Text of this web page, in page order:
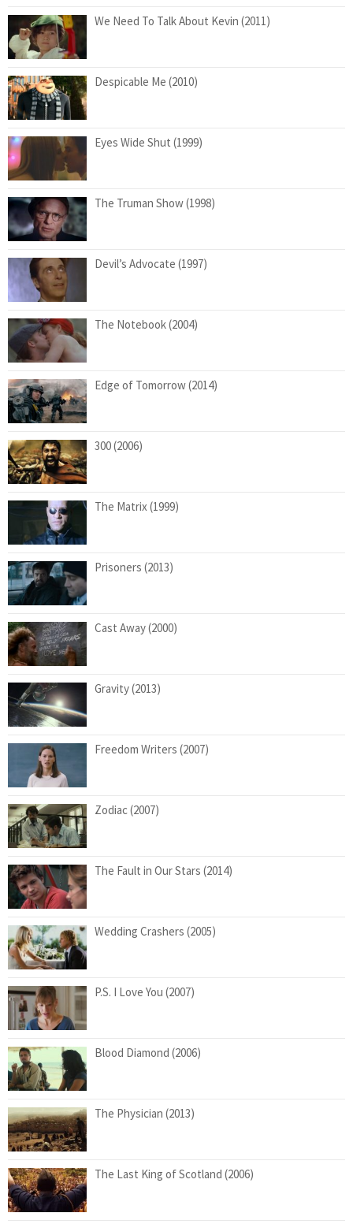
We Need To Talk About Kevin (2011)
Despicable Me (2010)
Eyes Wide Shut (1999)
The Truman Show (1998)
Devil’s Advocate (1997)
The Notebook (2004)
Edge of Tomorrow (2014)
300 (2006)
The Matrix (1999)
Prisoners (2013)
Cast Away (2000)
Gravity (2013)
Freedom Writers (2007)
Zodiac (2007)
The Fault in Our Stars (2014)
Wedding Crashers (2005)
P.S. I Love You (2007)
Blood Diamond (2006)
The Physician (2013)
The Last King of Scotland (2006)